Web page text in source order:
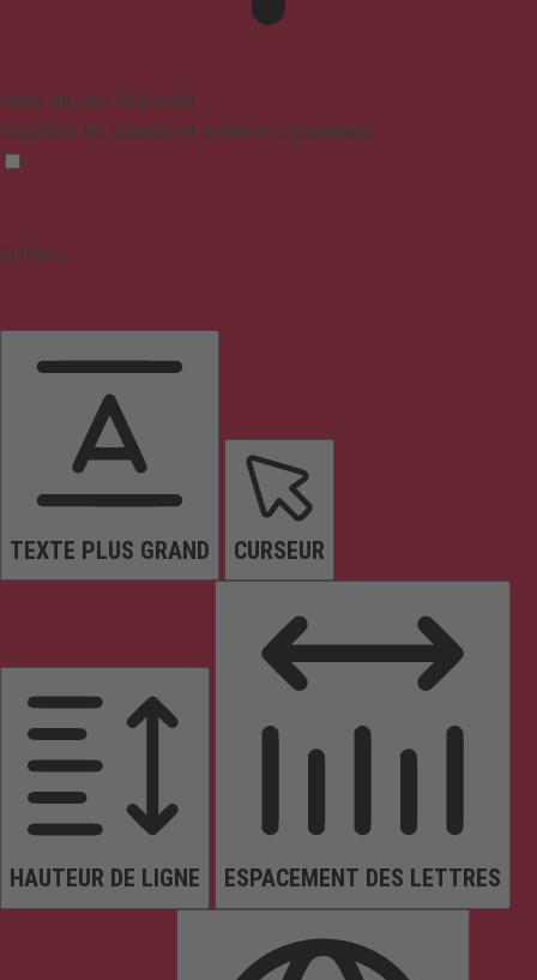
Mode sûr pour l'épilepsie
Assombrit les couleurs et arrête le clignotement
Contenu
TEXTE PLUS GRAND CURSEUR
HAUTEUR DE LIGNE ESPACEMENT DES LETTRES